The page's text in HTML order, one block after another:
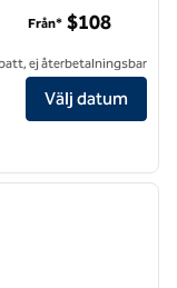
Fort Bragg
Från* $108
ej återbetalningsbar
Välj datum
nästa